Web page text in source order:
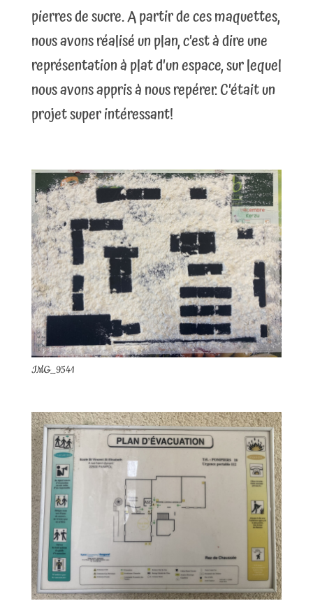
pierres de sucre. A partir de ces maquettes,
nous avons réalisé un plan, c’est à dire une
représentation à plat d’un espace, sur lequel
nous avons appris à nous repérer. C’était un
projet super intéressant!
IMG_9541